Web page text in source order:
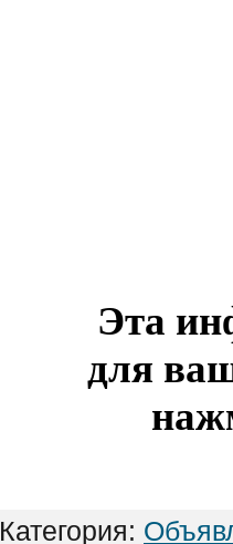
Эта
для
Категория: